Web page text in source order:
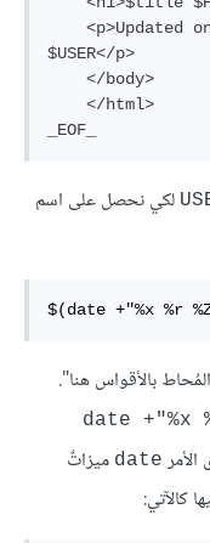
$USER</p>
_EOF_
لكي نحصل على اسم
$(date +"%x %r
بالأقواس هنا".
date +"%x
date ميزاتٌ
كالآتي: